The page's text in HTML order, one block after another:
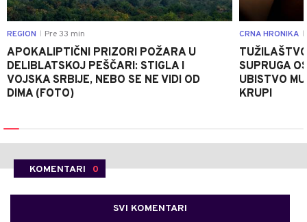
REGION Pre 33 min
APOKALIPTIČNI PRIZORI POŽARA U
DELIBLATSKOJ PEŠČARI: STIGLA I
VOJSKA SRBIJE, NEBO SE NE VIDI OD
DIMA (FOTO)
CRNA HRONIKA
SUPRUGA
UBISTVO
KRUPI
KOMENTARI 0
SVI KOMENTARI